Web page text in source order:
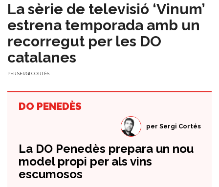
La sèrie de televisió ‘Vinum’
estrena temporada amb un
recorregut per les DO
catalanes
PERSERGI CORTÉS
DO PENEDÈS
per Sergi Cortés
​La DO Penedès prepara un nou
model propi per als vins
escumosos